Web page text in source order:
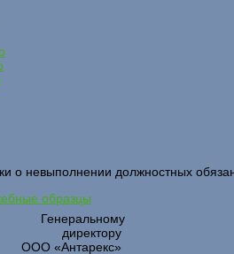
о невыполнении должностных
образцы
Генеральному
директору
ООО «Антарекс»